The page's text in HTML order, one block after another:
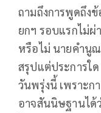
ถามถึงการพูดถึง
ยกฯ รอบแรกไม่
หรือไม่ นายคำนู
สรุปแต่ประการใ
วันพรุ่งนี้ เพราะก
อาจสันนิษฐานได้